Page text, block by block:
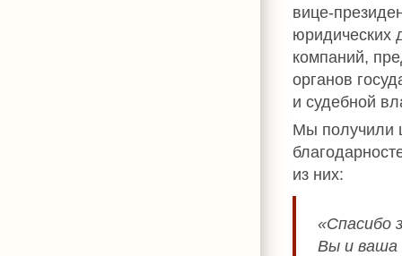
вице-
юридических
компаний,
органов
и судебной
Мы получили
из них:
«Спасибо
Вы и ваша